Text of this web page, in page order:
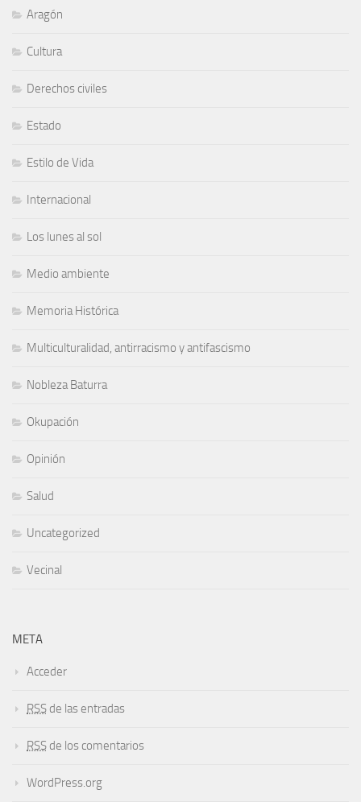
Aragón
Cultura
Derechos civiles
Estado
Estilo de Vida
Internacional
Los lunes al sol
Medio ambiente
Memoria Histórica
Multiculturalidad, antirracismo y antifascismo
Nobleza Baturra
Okupación
Opinión
Salud
Uncategorized
Vecinal
META
Acceder
RSS de las entradas
RSS de los comentarios
WordPress.org